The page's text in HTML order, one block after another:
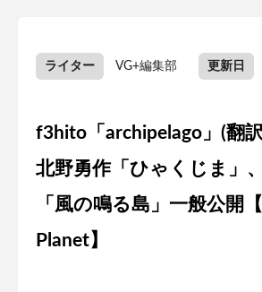
ライター VG+編集部 更新日
f3hito「archipelago」(翻
北野勇作「ひゃくじま」
「風の鳴る島」一般公開
Planet】